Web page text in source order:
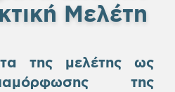
Μελέτη
της μελέτης ως
της